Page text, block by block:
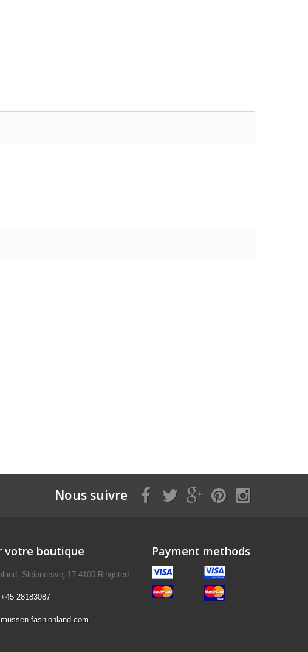
Nous suivre
votre boutique
Sleipnersvej 17 4100 Ringsted
+45 28183087
fashionland.com
Payment methods